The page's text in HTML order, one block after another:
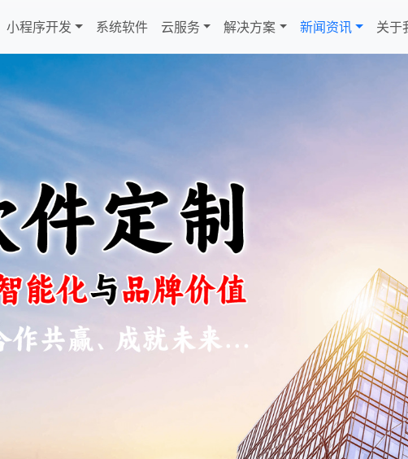
小程序开发 系统软件 云服务 解决方案 新闻资讯 关于